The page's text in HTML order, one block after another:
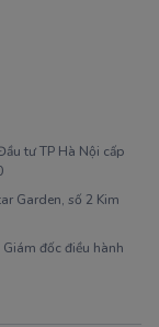
tư TP Hà Nội cấp
Garden, số 2 Kim
đốc điều hành